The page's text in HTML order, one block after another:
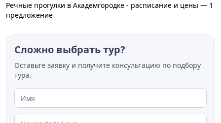
Речные прогулки в Академгородке - расписание и цены — 1
предложение
Сложно выбрать тур?
Оставьте заявку и получите консультацию по подбору
тура.